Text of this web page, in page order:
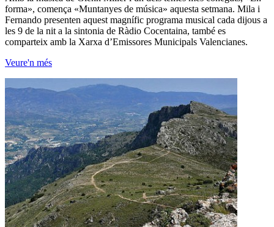
forma», comença «Muntanyes de música» aquesta setmana. Mila i
Fernando presenten aquest magnífic programa musical cada dijous a
les 9 de la nit a la sintonia de Ràdio Cocentaina, també es
comparteix amb la Xarxa d’Emissores Municipals Valencianes.
Veure'n més